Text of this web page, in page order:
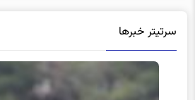
سرتیتر خبرها